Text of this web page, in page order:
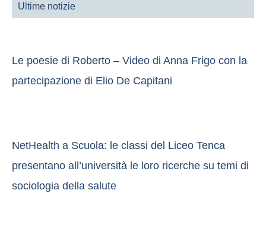
Ultime notizie
Le poesie di Roberto – Video di Anna Frigo con la
partecipazione di Elio De Capitani
NetHealth a Scuola: le classi del Liceo Tenca
presentano all’università le loro ricerche su temi di
sociologia della salute